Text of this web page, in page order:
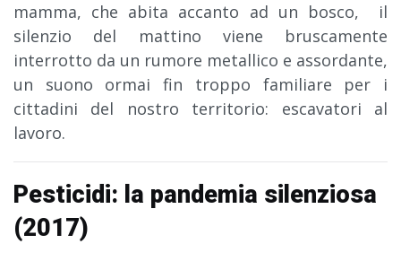
mamma, che abita accanto ad un bosco, il
silenzio del mattino viene bruscamente
interrotto da un rumore metallico e assordante,
un suono ormai fin troppo familiare per i
cittadini del nostro territorio: escavatori al
lavoro.
Pesticidi: la pandemia silenziosa
(2017)